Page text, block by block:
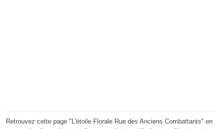
Retrouvez cette page "L'étoile Florale Rue des Anciens Combattants" en